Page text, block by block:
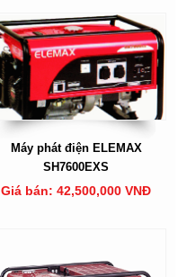
Máy phát điện ELEMAX
SH7600EXS
Giá bán: 42,500,000 VNĐ